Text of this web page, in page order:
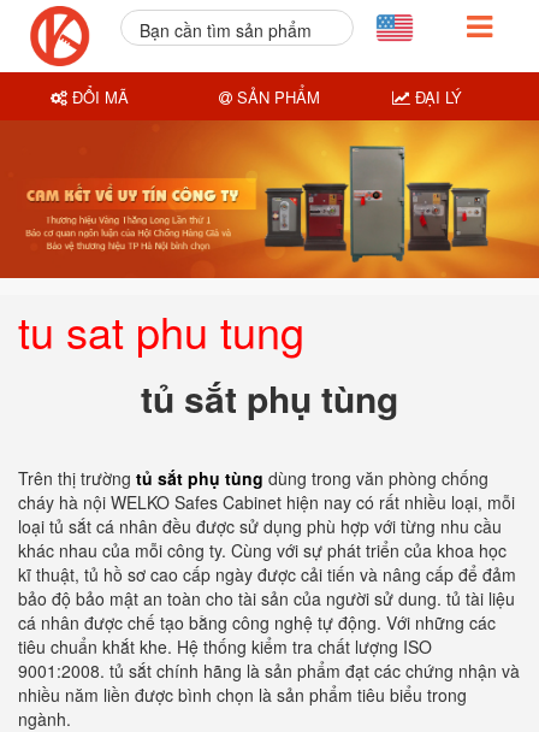
tu sat phu tung
tủ sắt phụ tùng
Trên thị trường tủ sắt phụ tùng dùng trong văn phòng chống
cháy hà nội WELKO Safes Cabinet hiện nay có rất nhiều loại, mỗi
loại tủ sắt cá nhân đều được sử dụng phù hợp với từng nhu cầu
khác nhau của mỗi công ty. Cùng với sự phát triển của khoa học
kĩ thuật, tủ hồ sơ cao cấp ngày được cải tiến và nâng cấp để đảm
bảo độ bảo mật an toàn cho tài sản của người sử dung. tủ tài liệu
cá nhân được chế tạo bằng công nghệ tự động. Với những các
tiêu chuẩn khắt khe. Hệ thống kiểm tra chất lượng ISO
9001:2008. tủ sắt chính hãng là sản phẩm đạt các chứng nhận và
nhiều năm liền được bình chọn là sản phẩm tiêu biểu trong
ngành.
Bạn cần tìm sản phẩm
ĐỔI MÃ SẢN PHẨM ĐẠI LÝ